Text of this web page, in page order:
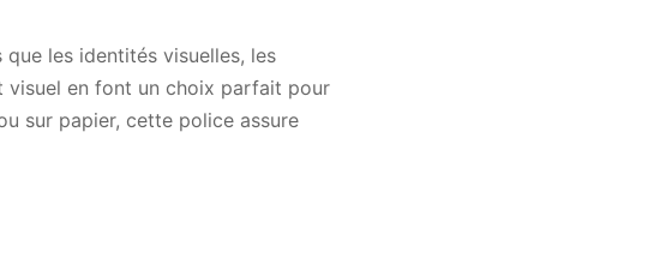
les identités visuelles, les
visuel en font un choix parfait pour
sur papier, cette police assure